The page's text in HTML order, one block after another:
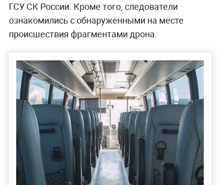
ГСУ СК России. Кроме того, следователи
ознакомились с обнаруженными на месте
происшествия фрагментами дрона.